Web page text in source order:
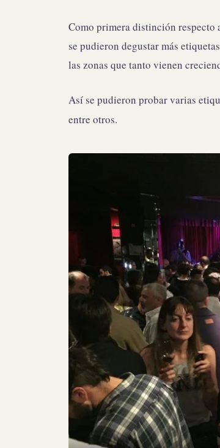
Como primera distinción
se pudieron degustar más
las zonas que tanto vienen
Así se pudieron probar varias
entre otros.